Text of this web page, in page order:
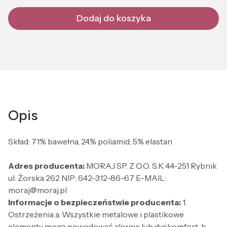
Dodaj do koszyka
Opis
Skład: 71% bawełna, 24% poliamid, 5% elastan
Adres producenta: MORAJ SP. Z O.O. S.K 44-251 Rybnik
ul. Żorska 262 NIP: 642-312-86-67 E-MAIL:
moraj@moraj.pl
Informacje o bezpieczeństwie producenta:1.
Ostrzeżenia a. Wszystkie metalowe i plastikowe